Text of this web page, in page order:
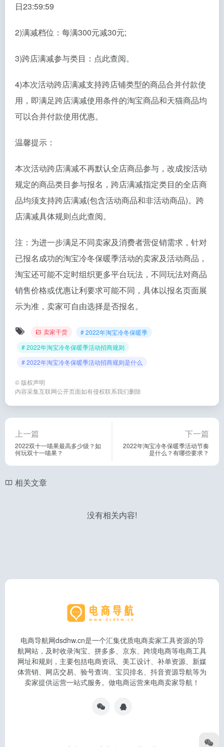
日23:59:59
2)满减档位：每满300元减30元;
3)跨店满减参与类目：点此查阅。
4)本次活动跨店满减支持跨店铺类型的商品合并付款使
用，即满足跨店满减使用条件的淘宝商品和天猫商品均
可以合并付款使用优惠。
温馨提示：
本次活动跨店满减不再默认全店商品参与，改成按活动
规定的商品类目参与报名，跨店满减指定类目的全店商
品均须支持跨店满减(包含活动商品和非活动商品)。跨
店满减具体规则点此查阅。
注：为进一步满足不同卖家及消费者营促销需求，针对
已报名成功的淘宝冷冬保暖季活动的卖家及活动商品，
淘宝还可能不定时组织更多平台玩法，不同玩法对商品
销售价格或优惠让利要求可能不同，具体以报名页面展
示为准，卖家可自由选择是否报名。
卖家干货
# 2022年淘宝冷冬保暖季
# 2022年淘宝冷冬保暖季活动招商规则
# 2022年淘宝冷冬保暖季活动招商规则是什么
© 版权声明
内容采集互联网公开页面如有侵权联系我们删除
上一篇
2022双十一喵果最高多少级？如
何玩双十一喵果？
下一篇
2022年淘宝冷冬保暖季活动节奏
是什么？有哪些要求？
相关文章
没有相关内容!
电商导航网dsdhw.cn是一个汇集优质电商卖家工具资源的导
航网站，及时收录淘宝、拼多多、京东、跨境电商等电商工具
网址和规则，主要包括电商资讯、美工设计、补单资源、新媒
体营销、网店交易、验号查询、宝贝排名、抖音资源导航等为
卖家提供运营一站式服务。做电商运营来电商卖家导航！